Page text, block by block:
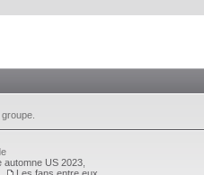
automne US 2023
Les fans entre eux